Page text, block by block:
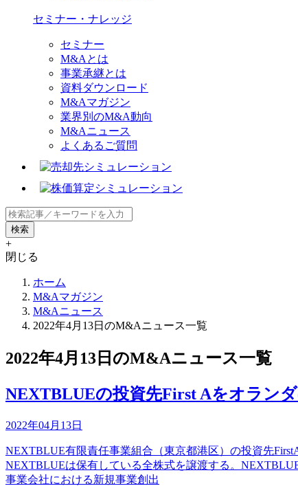
セミナー・ナレッジ
セミナー
M&Aとは
事業承継とは
資料ダウンロード
M&Aマガジン
業界別のM&A動向
M&Aニュース
よくあるご質問
+
閉じる
ホーム
M&Aマガジン
M&Aニュース
2022年4月13日のM&Aニュース一覧
2022年4月13日のM&Aニュース一覧
NEXTBLUEの投資先First Aをオラン
2022年04月13日
NEXTBLUE有限責任事業組合（東京都港区）の投資先
NEXTBLUEは保有している全株式を譲渡する。
事業会社における新規事業創出